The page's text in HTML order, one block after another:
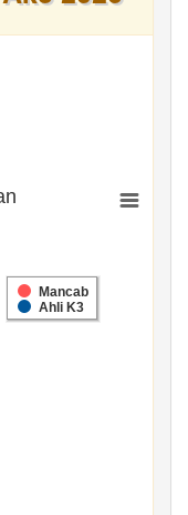
Mancab
Ahli K3